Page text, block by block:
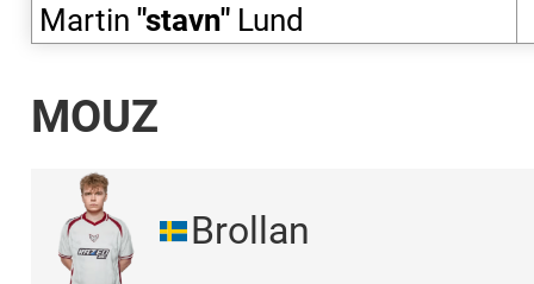
Martin "stavn" Lund
MOUZ
Brollan